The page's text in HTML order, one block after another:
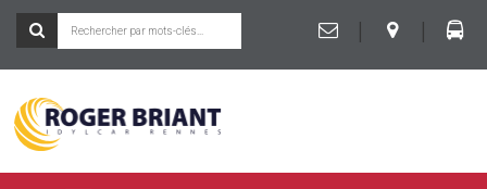
|
|
ROGER
BRIANT